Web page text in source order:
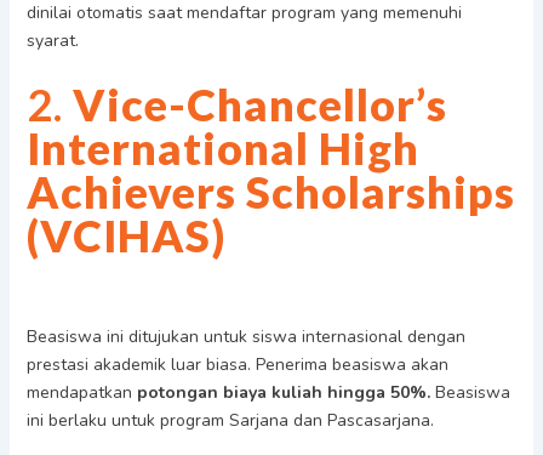
dinilai otomatis saat mendaftar program yang memenuhi
syarat.
2. Vice-Chancellor’s
International High
Achievers Scholarships
(VCIHAS)
Beasiswa ini ditujukan untuk siswa internasional dengan
prestasi akademik luar biasa. Penerima beasiswa akan
mendapatkan potongan biaya kuliah hingga 50%.Beasiswa
ini berlaku untuk program Sarjana dan Pascasarjana.